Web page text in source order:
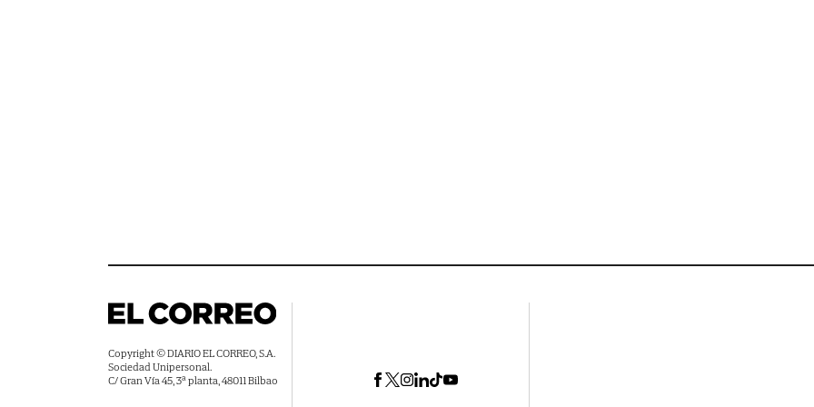
Copyright © DIARIO EL CORREO, S.A.
Sociedad Unipersonal.
C/ Gran Vía 45, 3ª planta, 48011 Bilbao